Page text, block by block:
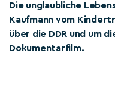
Die unglaubliche
Kaufmann vom
über die DDR und um
Dokumentarfilm.